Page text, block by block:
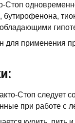
Стоп
для применения
Стоп следует
при работе с